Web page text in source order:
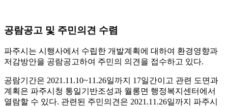
공람공고 및 주민의견 수렴
파주시는 시행사에서 수립한 개발계획에 대하여 환경영향과
저감방안을 공람공고하여 주민의 의견을 접수하고 있다.
공람기간은 2021.11.10~11.26일까지 17일간이고 관련 도면과
계획은 파주시청 통일기반조성과 월롱면 행정복지센터에서
열람할 수 있다. 관련된 주민의견은 2021.11.26일까지 파주시